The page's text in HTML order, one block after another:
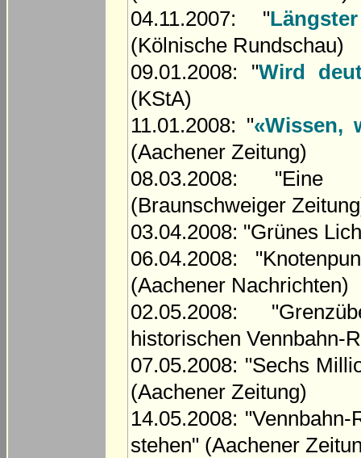
04.11.2007: "
(Kölnische Rundschau)
09.01.2008: "Wird
(KStA)
11.01.2008: "«Wissen,
(Aachener Zeitung)
08.03.2008: "Eine
(Braunschweiger
03.04.2008: "Grünes
06.04.2008:
(Aachener Nachrichten)
02.05.2008:
historischen Vennbahn-
07.05.2008: "Sechs
(Aachener Zeitung)
14.05.2008:
stehen" (Aachener